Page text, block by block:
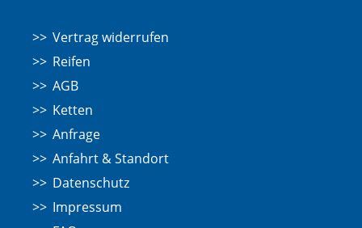
Vertrag widerrufen
Reifen
AGB
Ketten
Anfrage
Anfahrt & Standort
Datenschutz
Impressum